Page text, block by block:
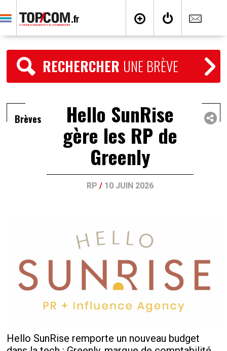
RECHERCHER UNE BRÈVE
Brèves Hello SunRise
gère les RP de
Greenly
RP / 10 JUIN 2026
Hello SunRise remporte un nouveau budget